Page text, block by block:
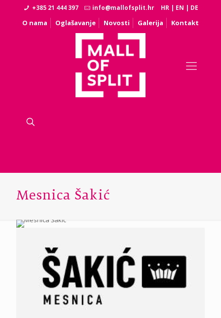
+385 21 444 397 info@mallofsplit.hr HR | EN | DE
O nama Oglašavanje Novosti Galerija Kontakt
Mesnica Šakić